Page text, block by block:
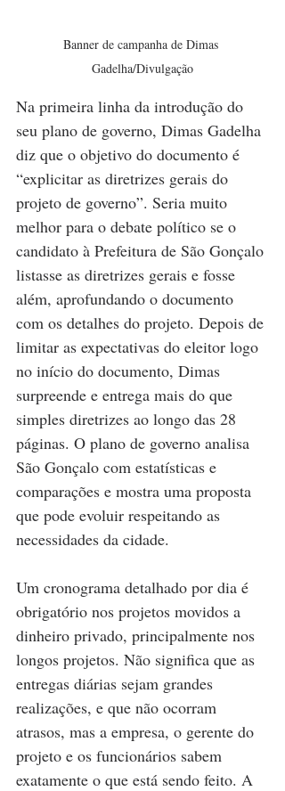
Banner de campanha de Dimas
Gadelha/Divulgação
Na primeira linha da introdução do
seu plano de governo, Dimas Gadelha
diz que o objetivo do documento é
“explicitar as diretrizes gerais do
projeto de governo”. Seria muito
melhor para o debate político se o
candidato à Prefeitura de São Gonçalo
listasse as diretrizes gerais e fosse
além, aprofundando o documento
com os detalhes do projeto. Depois de
limitar as expectativas do eleitor logo
no início do documento, Dimas
surpreende e entrega mais do que
simples diretrizes ao longo das 28
páginas. O plano de governo analisa
São Gonçalo com estatísticas e
comparações e mostra uma proposta
que pode evoluir respeitando as
necessidades da cidade.
Um cronograma detalhado por dia é
obrigatório nos projetos movidos a
dinheiro privado, principalmente nos
longos projetos. Não significa que as
entregas diárias sejam grandes
realizações, e que não ocorram
atrasos, mas a empresa, o gerente do
projeto e os funcionários sabem
exatamente o que está sendo feito. A